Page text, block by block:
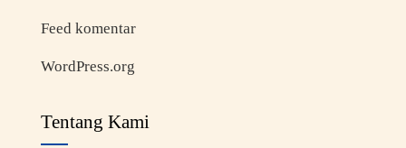
Feed komentar
WordPress.org
Tentang Kami